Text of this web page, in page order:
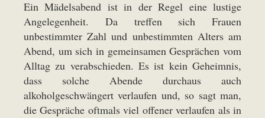
Ein Mädelsabend ist in der Regel eine lustige
Angelegenheit. Da treffen sich Frauen
unbestimmter Zahl und unbestimmten Alters am
Abend, um sich in gemeinsamen Gesprächen vom
Alltag zu verabschieden. Es ist kein Geheimnis,
dass solche Abende durchaus auch
alkoholgeschwängert verlaufen und, so sagt man,
die Gespräche oftmals viel offener verlaufen als in